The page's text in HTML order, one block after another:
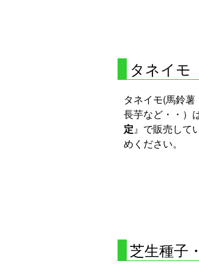
タネイモ
タネイモ(馬鈴薯
長芋など・・）
定』で販売して
めください。
芝生種子